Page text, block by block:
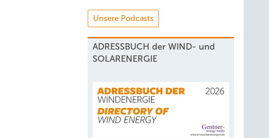
Unsere Podcasts
ADRESSBUCH der WIND- und
SOLARENERGIE